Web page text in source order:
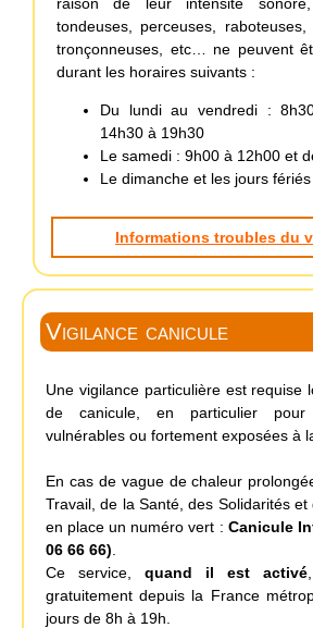
tondeuses, perceuses, raboteuses,
tronçonneuses, etc… ne peuvent
durant les horaires suivants :
Du lundi au vendredi :
14h30 à 19h30
Le samedi : 9h00 à 12h00 et
Le dimanche et les jours
Informations troubles du
Vigilance canicule
Une vigilance particulière est requise
de canicule, en particulier pour
vulnérables ou fortement exposées à
En cas de vague de chaleur
Travail, de la Santé, des Solidarités
en place un numéro vert : Canicule
06 66 66)
Ce service, quand il est activé
gratuitement depuis la France
jours de 8h à 19h.